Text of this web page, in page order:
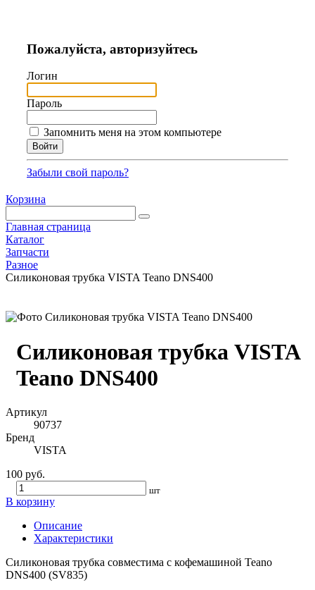
Пожалуйста, авторизуйтесь
Логин
Пароль
Запомнить меня на этом компьютере
Забыли свой пароль?
Корзина
Главная страница
Каталог
Запчасти
Разное
Силиконовая трубка VISTA Teano DNS400
Силиконовая трубка VISTA
Teano DNS400
Артикул
90737
Бренд
VISTA
100 руб.
шт
В корзину
Описание
Характеристики
Силиконовая трубка совместима с кофемашиной Teano
DNS400 (SV835)